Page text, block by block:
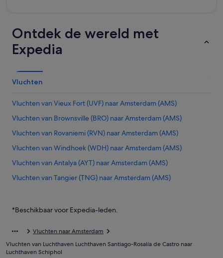
Ontdek de wereld met
Expedia
Vluchten
Vluchten van Vieux Fort (UVF) naar Amsterdam (AMS)
Vluchten van Brownsville (BRO) naar Amsterdam (AMS)
Vluchten van Rovaniemi (RVN) naar Amsterdam (AMS)
Vluchten van Windhoek (WDH) naar Amsterdam (AMS)
Vluchten van Antalya (AYT) naar Amsterdam (AMS)
Vluchten van Tangier (TNG) naar Amsterdam (AMS)
Vluchten van Dijon (DIJ) naar Amsterdam (AMS)
Vluchten van Oakland (OAK) naar Amsterdam (AMS)
Vluchten van Milaan (MXP) naar Amsterdam (AMS)
*Beschikbaar voor Expedia-leden.
Vluchten naar Amsterdam
Vluchten van Luchthaven Luchthaven Santiago-Rosalía de Castro naar
Luchthaven Schiphol